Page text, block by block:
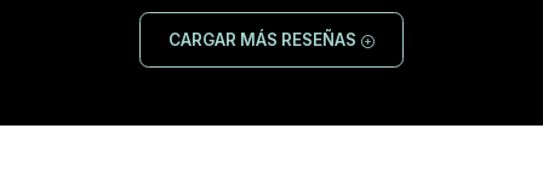
CARGAR MÁS RESEÑAS